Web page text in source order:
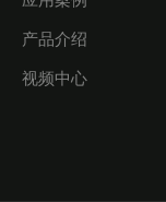
产品介绍
视频中心